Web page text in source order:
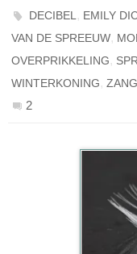
DECIBEL , EMILY
VAN DE SPREEUW,
OVERPRIKKELING,
WINTERKONING,
2